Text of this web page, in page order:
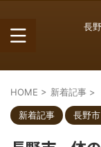
長
HOME > 新着記事 >
新着記事 長野